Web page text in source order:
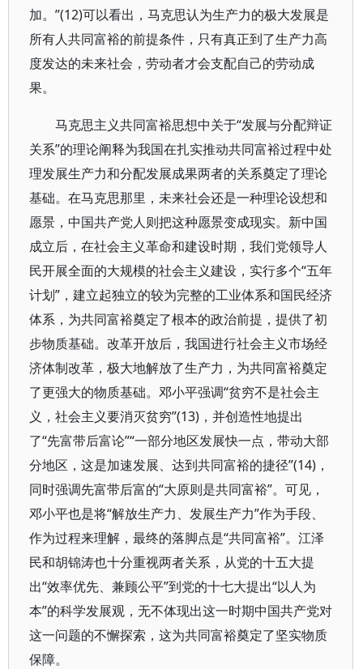
加。”(12)可以看出，马克思认为生产力的极大发展是
所有人共同富裕的前提条件，只有真正到了生产力高
度发达的未来社会，劳动者才会支配自己的劳动成
果。
马克思主义共同富裕思想中关于“发展与分配辩证
关系”的理论阐释为我国在扎实推动共同富裕过程中处
理发展生产力和分配发展成果两者的关系奠定了理论
基础。在马克思那里，未来社会还是一种理论设想和
愿景，中国共产党人则把这种愿景变成现实。新中国
成立后，在社会主义革命和建设时期，我们党领导人
民开展全面的大规模的社会主义建设，实行多个“五年
计划”，建立起独立的较为完整的工业体系和国民经济
体系，为共同富裕奠定了根本的政治前提，提供了初
步物质基础。改革开放后，我国进行社会主义市场经
济体制改革，极大地解放了生产力，为共同富裕奠定
了更强大的物质基础。邓小平强调“贫穷不是社会主
义，社会主义要消灭贫穷”(13)，并创造性地提出
了“先富带后富论”“一部分地区发展快一点，带动大部
分地区，这是加速发展、达到共同富裕的捷径”(14)，
同时强调先富带后富的“大原则是共同富裕”。可见，
邓小平也是将“解放生产力、发展生产力”作为手段、
作为过程来理解，最终的落脚点是“共同富裕”。江泽
民和胡锦涛也十分重视两者关系，从党的十五大提
出“效率优先、兼顾公平”到党的十七大提出“以人为
本”的科学发展观，无不体现出这一时期中国共产党对
这一问题的不懈探索，这为共同富裕奠定了坚实物质
保障。